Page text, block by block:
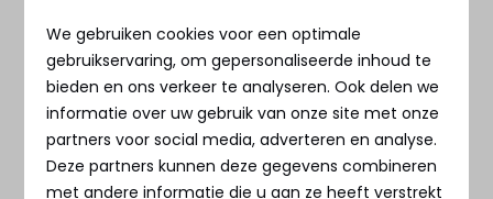
gebied heeft geleverd. Voor de toerist is de
Blauwe Vlag internationaal het herkenning- en
kwaliteitssymbool voor schone stranden met
goedewaterkwaliteiten veilige en schone
jachthavens.
We gebruiken cookies voor een optimale
gebruikservaring, om gepersonaliseerde inhoud te
bieden en ons verkeer te analyseren. Ook delen we
informatie over uw gebruik van onze site met onze
partners voor social media, adverteren en analyse.
Deze partners kunnen deze gegevens combineren
met andere informatie die u aan ze heeft verstrekt